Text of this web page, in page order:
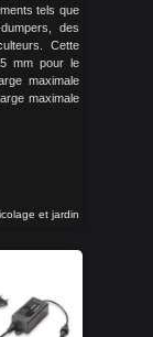
tels que
des
Cette
mm pour le
maximale
maximale
et jardin